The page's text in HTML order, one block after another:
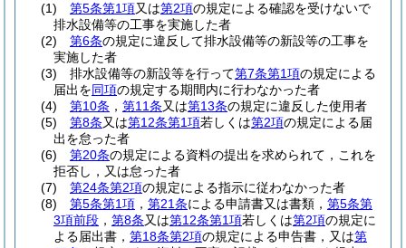
(1)
第5条第1項又は第2項の規定による確認を受けないで
排水設備等の工事を実施した者
(2)
第6条の規定に違反して排水設備等の新設等の工事を
実施した者
(3)
排水設備等の新設等を行って第7条第1項の規定による
届出を同項の規定する期間内に行わなかった者
(4)
第10条 ， 第11条又は第13条の規定に違反した使用者
(5)
第8条又は第12条第1項若しくは第2項の規定による届
出を怠った者
(6)
第20条の規定による資料の提出を求められて，これを
拒否し，又は怠った者
(7)
第24条第2項の規定による指示に従わなかった者
(8)
第5条第1項 ， 第21条による申請書又は書類， 第5条第
3項前段 ， 第8条又は第12条第1項若しくは第2項の規定に
よる届出書， 第18条第2項の規定による申告書，又は第